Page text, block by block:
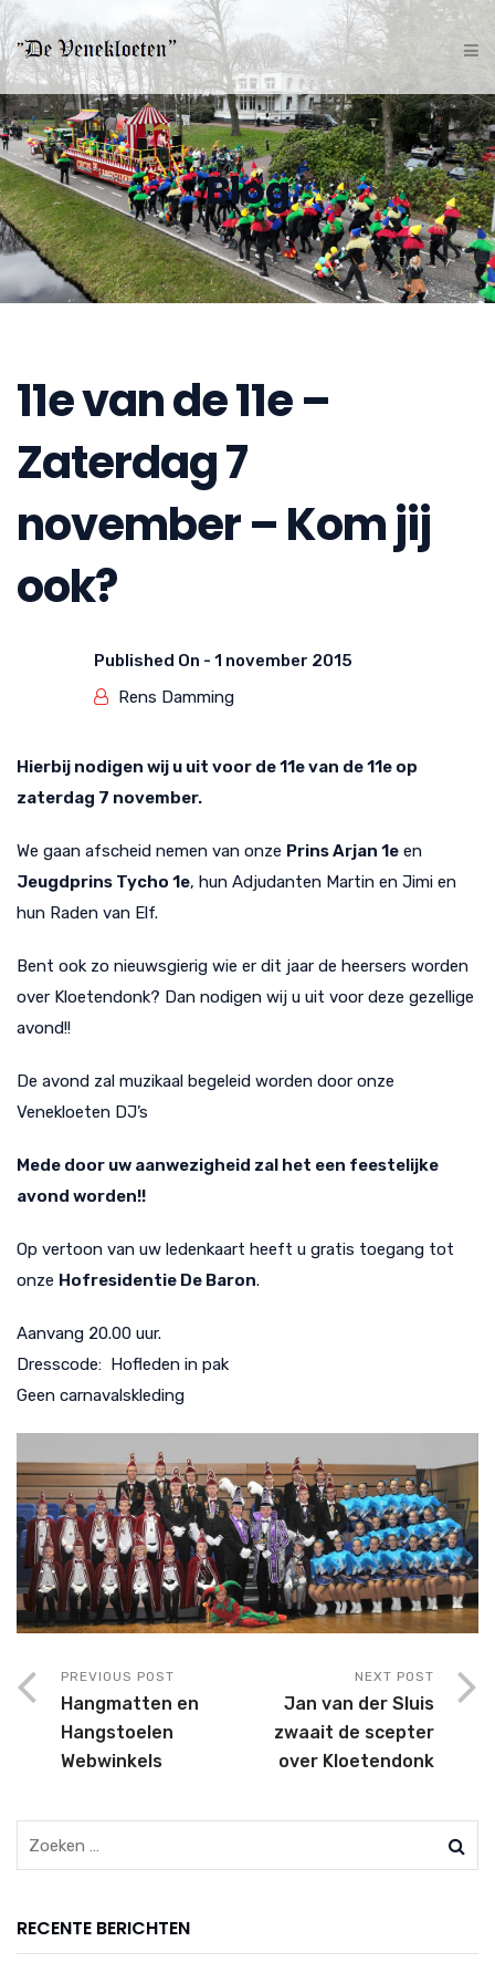
Blog
11e van de 11e –
Zaterdag 7
november – Kom jij
ook?
Published On - 1 november 2015
Rens Damming
Hierbij nodigen wij u uit voor de 11e van de 11e op
zaterdag 7 november.
We gaan afscheid nemen van onze Prins Arjan 1e en
Jeugdprins Tycho 1e, hun Adjudanten Martin en Jimi en
hun Raden van Elf.
Bent ook zo nieuwsgierig wie er dit jaar de heersers worden
over Kloetendonk? Dan nodigen wij u uit voor deze gezellige
avond!!
De avond zal muzikaal begeleid worden door onze
Venekloeten DJ’s
Mede door uw aanwezigheid zal het een feestelijke
avond worden!!
Op vertoon van uw ledenkaart heeft u gratis toegang tot
onze Hofresidentie De Baron.
Aanvang 20.00 uur.
Dresscode: Hofleden in pak
Geen carnavalskleding
PREVIOUS POST
Hangmatten en
Hangstoelen
Webwinkels
NEXT POST
Jan van der Sluis
zwaait de scepter
over Kloetendonk
RECENTE BERICHTEN